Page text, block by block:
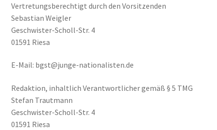
Vertretungsberechtigt durch den Vorsitzenden
Sebastian Weigler
Geschwister-Scholl-Str. 4
01591 Riesa
E-Mail: bgst@junge-nationalisten.de
Redaktion, inhaltlich Verantwortlicher gemäß § 5 TMG
Stefan Trautmann
Geschwister-Scholl-Str. 4
01591 Riesa